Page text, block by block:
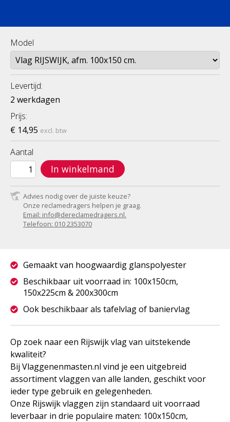
Model
Levertijd:
2 werkdagen
Prijs:
€ 14,95 excl. btw
Aantal
In winkelmand
Advies nodig over de juiste keuze?
Onze reclamedragers helpen je graag.
Email: info@dereclamedragers.nl.
Telefoon: 010 2353070
Op zoek naar een Rijswijk vlag van uitstekende
kwaliteit?
Bij Vlaggenenmasten.nl vind je een uitgebreid
assortiment vlaggen van alle landen, geschikt voor
ieder type gebruik en gelegenheden.
Onze Rijswijk vlaggen zijn standaard uit voorraad
leverbaar in drie populaire maten: 100x150cm,
Gemaakt van hoogwaardig glanspolyester
Beschikbaar uit voorraad in: 100x150cm,
150x225cm & 200x300cm
Ook beschikbaar als tafelvlag of baniervlag